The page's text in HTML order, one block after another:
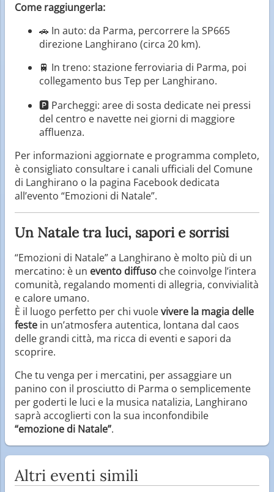
Come raggiungerla:
🚗 In auto: da Parma, percorrere la SP665
direzione Langhirano (circa 20 km).
🚆 In treno: stazione ferroviaria di Parma, poi
collegamento bus Tep per Langhirano.
🅿️ Parcheggi: aree di sosta dedicate nei pressi
del centro e navette nei giorni di maggiore
affluenza.
Per informazioni aggiornate e programma completo,
è consigliato consultare i canali ufficiali del Comune
di Langhirano o la pagina Facebook dedicata
all’evento “Emozioni di Natale”.
Un Natale tra luci, sapori e sorrisi
“Emozioni di Natale” a Langhirano è molto più di un
mercatino: è un evento diffuso che coinvolge l’intera
comunità, regalando momenti di allegria, convivialità
e calore umano.
È il luogo perfetto per chi vuolevivere la magia delle
feste in un’atmosfera autentica, lontana dal caos
delle grandi città, ma ricca di eventi e sapori da
scoprire.
Che tu venga per i mercatini, per assaggiare un
panino con il prosciutto di Parma o semplicemente
per goderti le luci e la musica natalizia, Langhirano
saprà accoglierti con la sua inconfondibile
“emozione di Natale”.
Altri eventi simili